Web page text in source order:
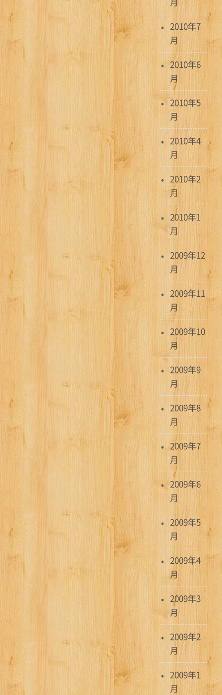
2010年7
月
2010年6
月
2010年5
月
2010年4
月
2010年2
月
2010年1
月
2009年12
月
2009年11
月
2009年10
月
2009年9
月
2009年8
月
2009年7
月
2009年6
月
2009年5
月
2009年4
月
2009年3
月
2009年2
月
2009年1
月